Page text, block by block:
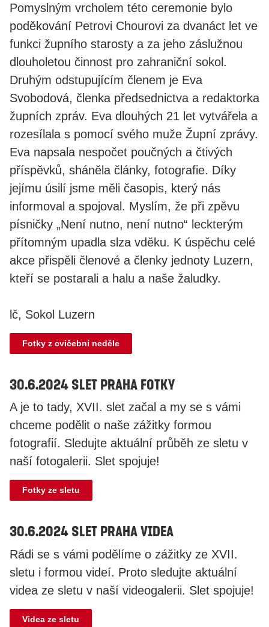
Pomyslným vrcholem této ceremonie bylo
poděkování Petrovi Chourovi za dvanáct let ve
funkci župního starosty a za jeho záslužnou
dlouholetou činnost pro zahraniční sokol.
Druhým odstupujícím členem je Eva
Svobodová, členka předsednictva a redaktorka
župních zpráv. Eva dlouhých 21 let vytvářela a
rozesílala s pomocí svého muže Župní zprávy.
Eva napsala nespočet poučných a čtivých
příspěvků, sháněla články, fotografie. Díky
jejímu úsilí jsme měli časopis, který nás
informoval a spojoval. Myslím, že při zpěvu
písničky „Není nutno, není nutno“ leckterým
přítomným upadla slza vděku. K úspěchu celé
akce přispěli členové a členky jednoty Luzern,
kteří se postarali a halu a naše žaludky.
lč, Sokol Luzern
Fotky z cvičební neděle
30.6.2024 Slet Praha fotky
A je to tady, XVII. slet začal a my se s vámi
chceme podělit o naše zážitky formou
fotografií. Sledujte aktuální průběh ze sletu v
naší fotogalerii. Slet spojuje!
Fotky ze sletu
30.6.2024 Slet Praha videa
Rádi se s vámi podělíme o zážitky ze XVII.
sletu i formou videí. Proto sledujte aktuální
videa ze sletu v naší videogalerii. Slet spojuje!
Videa ze sletu